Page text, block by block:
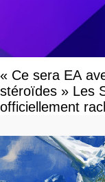
« Ce sera EA
stéroïdes » Les
officiellement